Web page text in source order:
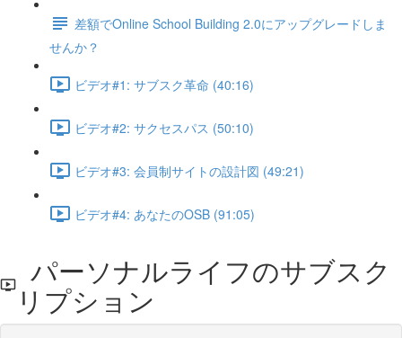
差額でOnline School Building 2.0にアップグレードしま
せんか？
ビデオ#1: サブスク革命 (40:16)
ビデオ#2: サクセスパス (50:10)
ビデオ#3: 会員制サイトの設計図 (49:21)
ビデオ#4: あなたのOSB (91:05)
パーソナルライフのサブスク
リプション